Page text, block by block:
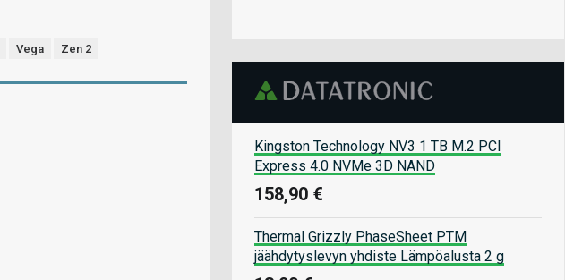
Vega Zen 2
Kingston Technology NV3 1 TB M.2 PCI
Express 4.0 NVMe 3D NAND
158,90 €
Thermal Grizzly PhaseSheet PTM
jäähdytyslevyn yhdiste Lämpöalusta 2 g